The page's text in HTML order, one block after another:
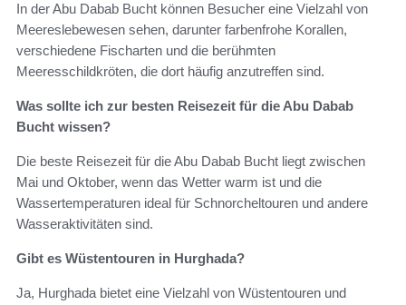
In der Abu Dabab Bucht können Besucher eine Vielzahl von
Meereslebewesen sehen, darunter farbenfrohe Korallen,
verschiedene Fischarten und die berühmten
Meeresschildkröten, die dort häufig anzutreffen sind.
Was sollte ich zur besten Reisezeit für die Abu Dabab
Bucht wissen?
Die beste Reisezeit für die Abu Dabab Bucht liegt zwischen
Mai und Oktober, wenn das Wetter warm ist und die
Wassertemperaturen ideal für Schnorcheltouren und andere
Wasseraktivitäten sind.
Gibt es Wüstentouren in Hurghada?
Ja, Hurghada bietet eine Vielzahl von Wüstentouren und